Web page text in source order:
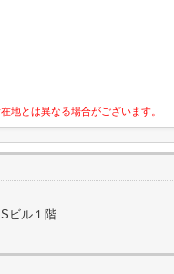
地とは異なる場合がございます。
ビル１階